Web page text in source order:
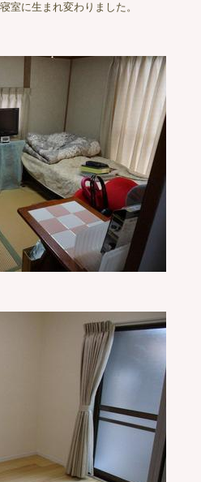
室に生まれ変わりました。